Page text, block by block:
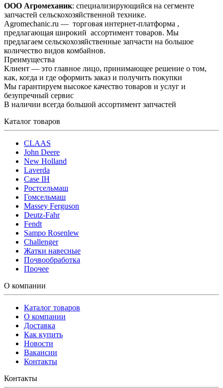
ООО Агромеханик: специализирующийся на сегменте
запчастей сельскохозяйственной технике.
Agromechanic.ru — торговая интернет-платформа ,
предлагающая широкий ассортимент товаров. Мы
предлагаем сельскохозяйственные запчасти на большое
количество видов комбайнов.
Преимущества
Клиент — это главное лицо, принимающее решение о том,
как, когда и где оформить заказ и получить покупки
Мы гарантируем высокое качество товаров и услуг и
безупречный сервис
В наличии всегда большой ассортимент запчастей
Каталог товаров
CLAAS
John Deere
New Holland
Laverda
Case IH
Ростсельмаш
Гомсельмаш
Massey Ferguson
Deutz-Fahr
Fendt
Sampo Rosenlew
Challenger
Жатки навесные
Почвообработка
Прочее
О компании
Каталог товаров
О компании
Доставка
Как купить
Новости
Вакансии
Контакты
Контакты